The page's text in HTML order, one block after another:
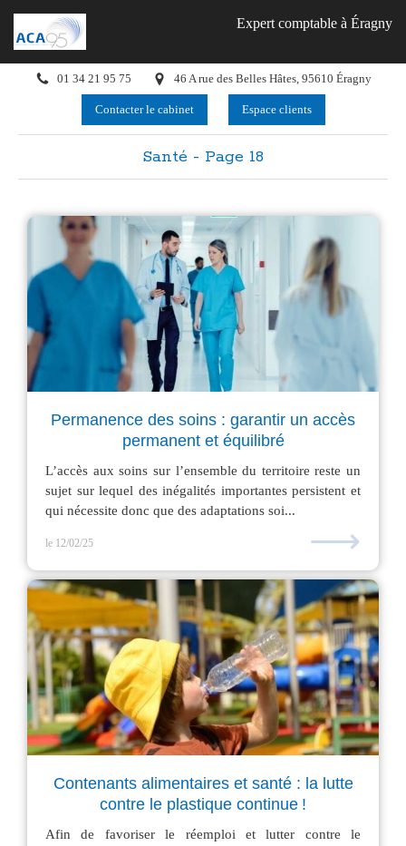
01 34 21 95 75 46 A rue des Belles Hâtes, 95610 Éragny
Contacter le cabinet Espace clients
Expert comptable à Éragny
Santé - Page 18
Permanence des soins : garantir un accès
permanent et équilibré
L’accès aux soins sur l’ensemble du territoire reste un
sujet sur lequel des inégalités importantes persistent et
qui nécessite donc que des adaptations soi...
le 12/02/25 ⟶
Contenants alimentaires et santé : la lutte
contre le plastique continue !
Afin de favoriser le réemploi et lutter contre le